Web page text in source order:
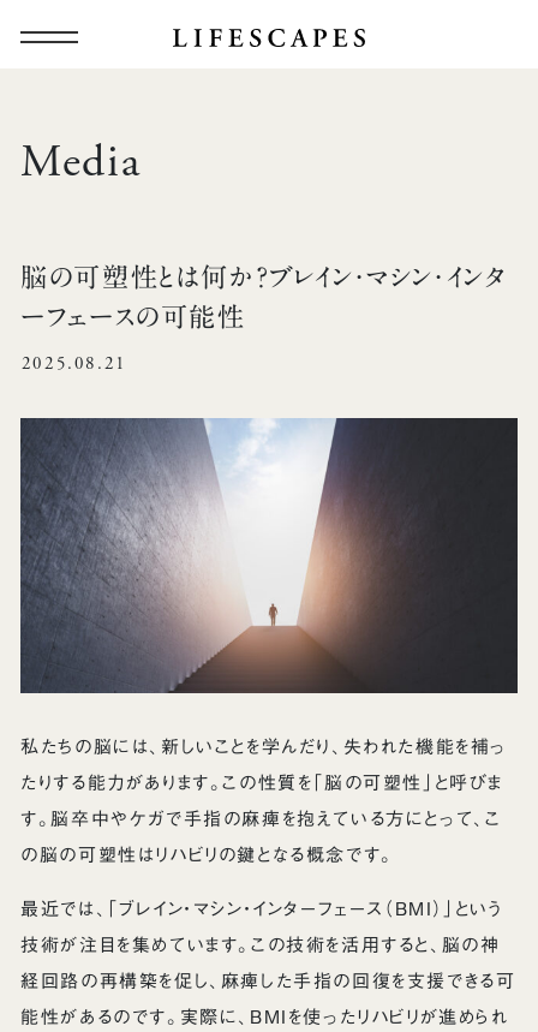
Media
脳の可塑性とは何か？ブレイン・マシン・インタ
ーフェースの可能性
2025.08.21
私たちの脳には、新しいことを学んだり、失われた機能を補っ
たりする能力があります。この性質を「脳の可塑性」と呼びま
す。脳卒中やケガで手指の麻痺を抱えている方にとって、こ
の脳の可塑性はリハビリの鍵となる概念です。
最近では、「ブレイン・マシン・インターフェース（BMI）」という
技術が注目を集めています。この技術を活用すると、脳の神
経回路の再構築を促し、麻痺した手指の回復を支援できる可
能性があるのです。実際に、BMIを使ったリハビリが進められ